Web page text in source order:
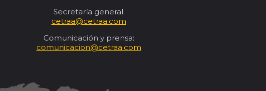
Secretaría general:
cetraa@cetraa.com
Comunicación y prensa:
comunicacion@cetraa.com